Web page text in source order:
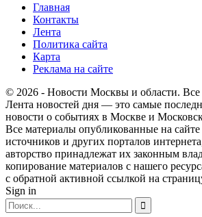
Главная
Контакты
Лента
Политика сайта
Карта
Реклама на сайте
© 2026 - Новости Москвы и области.
Лента новостей дня — это самые
новости о событиях в Москве и
Все материалы опубликованные на
источников и других порталов
авторство принадлежат их законным
копирование материалов с нашего
с обратной активной ссылкой на
Sign in